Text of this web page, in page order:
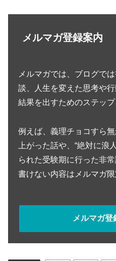
メルマガ登録案内
メルマガでは、ブログで
談、人生を変えた思考や
結果を出すためのステップ
例えば、義理チョコすら
上がった話や、“絶対に浪
られた受験期に行った非
書けない内容はメルマガ限
メルマガ登